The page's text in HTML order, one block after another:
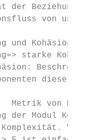
der
von und
und Kohäsion:
starke
Metrik von
der Modul
V